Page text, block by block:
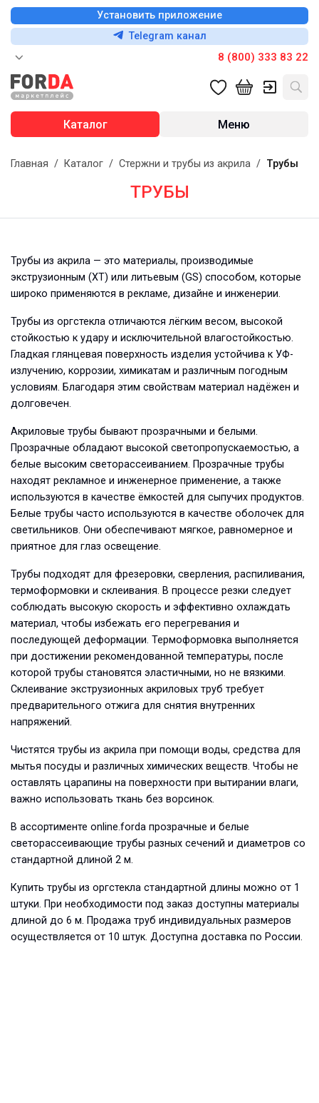
Установить приложение
Telegram канал
8 (800) 333 83 22
Каталог Меню
Главная / Каталог / Стержни и трубы из акрила / Трубы
ТРУБЫ
Трубы из акрила — это материалы, производимые
экструзионным (XT) или литьевым (GS) способом, которые
широко применяются в рекламе, дизайне и инженерии.
Трубы из оргстекла отличаются лёгким весом, высокой
стойкостью к удару и исключительной влагостойкостью.
Гладкая глянцевая поверхность изделия устойчива к УФ-
излучению, коррозии, химикатам и различным погодным
условиям. Благодаря этим свойствам материал надёжен и
долговечен.
Акриловые трубы бывают прозрачными и белыми.
Прозрачные обладают высокой светопропускаемостью, а
белые высоким светорассеиванием. Прозрачные трубы
находят рекламное и инженерное применение, а также
используются в качестве ёмкостей для сыпучих продуктов.
Белые трубы часто используются в качестве оболочек для
светильников. Они обеспечивают мягкое, равномерное и
приятное для глаз освещение.
Трубы подходят для фрезеровки, сверления, распиливания,
термоформовки и склеивания. В процессе резки следует
соблюдать высокую скорость и эффективно охлаждать
материал, чтобы избежать его перегревания и
последующей деформации. Термоформовка выполняется
при достижении рекомендованной температуры, после
которой трубы становятся эластичными, но не вязкими.
Склеивание экструзионных акриловых труб требует
предварительного отжига для снятия внутренних
напряжений.
Чистятся трубы из акрила при помощи воды, средства для
мытья посуды и различных химических веществ. Чтобы не
оставлять царапины на поверхности при вытирании влаги,
важно использовать ткань без ворсинок.
В ассортименте online.forda прозрачные и белые
светорассеивающие трубы разных сечений и диаметров со
стандартной длиной 2 м.
Купить трубы из оргстекла стандартной длины можно от 1
штуки. При необходимости под заказ доступны материалы
длиной до 6 м. Продажа труб индивидуальных размеров
осуществляется от 10 штук. Доступна доставка по России.